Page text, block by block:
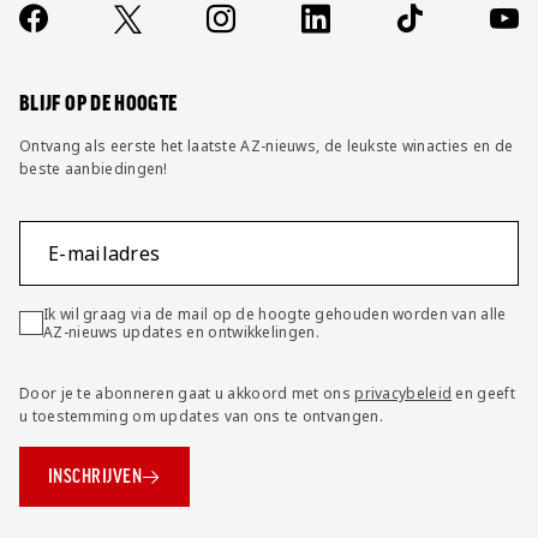
Contact
FAQ
Socials
https://www.facebook.com/AZAlkmaar
X Instagram LinkedIn TikTok
BLIJF OP DE HOOGTE
Ontvang als eerste het laatste AZ-nieuws, de leukste winacties en de
beste aanbiedingen!
E-mailadres
Ik wil graag via de mail op de hoogte gehouden worden van alle
AZ-nieuws updates en ontwikkelingen.
Door je te abonneren gaat u akkoord met onsprivacybeleid en geeft
u toestemming om updates van ons te ontvangen.
INSCHRIJVEN